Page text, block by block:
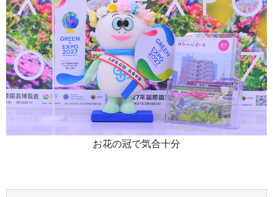
お花の冠で気合十分